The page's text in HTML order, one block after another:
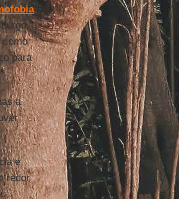
como
para
a
e
redor